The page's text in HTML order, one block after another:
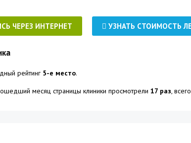
ЧЕРЕЗ ИНТЕРНЕТ УЗНАТЬ СТОИМОСТЬ
рейтинг 5-е место.
месяц страницы клиники просмотрели 17 раз,